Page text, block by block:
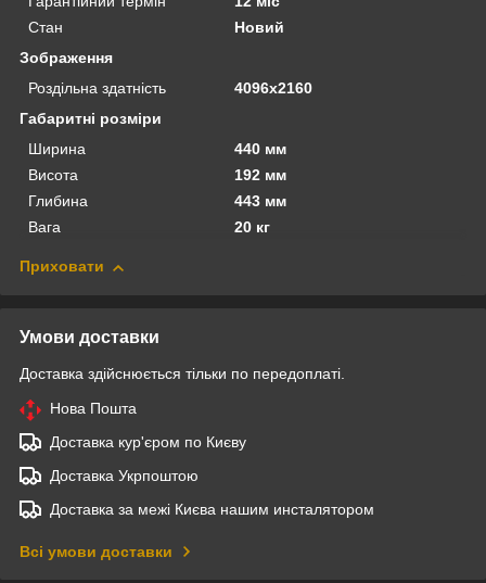
Стан
Новий
Зображення
Роздільна здатність
4096х2160
Габаритні розміри
Ширина
440 мм
Висота
192 мм
Глибина
443 мм
Вага
20 кг
Приховати
Умови доставки
Доставка здійснюється тільки по передоплаті.
Нова Пошта
Доставка кур'єром по Києву
Доставка Укрпоштою
Доставка за межі Києва нашим инсталятором
Всі умови доставки